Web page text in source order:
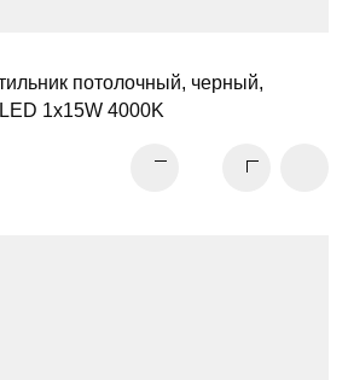
потолочный, черный,
1x15W 4000K